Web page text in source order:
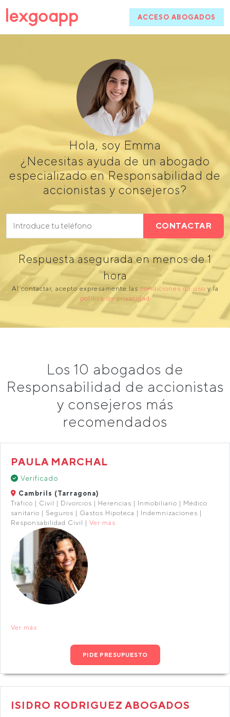
ACCESO ABOGADOS
Hola, soy Emma
¿Necesitas ayuda de un abogado
especializado en Responsabilidad de
accionistas y consejeros?
CONTACTAR
Respuesta asegurada en menos de 1
hora
Al contactar, acepto expresamente las condiciones de uso y la
política de privacidad
Los 10 abogados de
Responsabilidad de accionistas
y consejeros más
recomendados
PAULA MARCHAL
Verificado
Cambrils (Tarragona)
Tráfico | Civil | Divorcios | Herencias | Inmobiliario | Médico
sanitario | Seguros | Gastos Hipoteca | Indemnizaciones |
Responsabilidad Civil | Ver más
Ver más
PIDE PRESUPUESTO
ISIDRO RODRIGUEZ ABOGADOS